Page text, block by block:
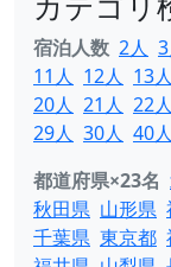
宿泊人数 2人
11人 12人 13人
20人 21人 22人
29人 30人 40
都道府県×23名
秋田県 山形県
千葉県 東京都